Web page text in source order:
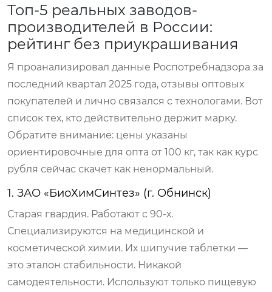
Топ-5 реальных заводов-
производителей в России:
рейтинг без приукрашивания
Я проанализировал данные Роспотребнадзора за
последний квартал 2025 года, отзывы оптовых
покупателей и лично связался с технологами. Вот
список тех, кто действительно держит марку.
Обратите внимание: цены указаны
ориентировочные для опта от 100 кг, так как курс
рубля сейчас скачет как ненормальный.
1. ЗАО «БиоХимСинтез» (г. Обнинск)
Старая гвардия. Работают с 90-х.
Специализируются на медицинской и
косметической химии. Их шипучие таблетки —
это эталон стабильности. Никакой
самодеятельности. Используют только пищевую